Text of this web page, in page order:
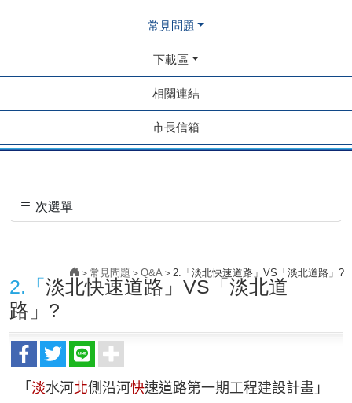
常見問題
下載區
相關連結
市長信箱
次選單
常見問題 Q&A 2.「淡北快速道路」VS「淡北道路」?
2.「淡北快速道路」VS「淡北道
路」?
「 淡水河北側沿河快速道路第一期工程建設計畫」